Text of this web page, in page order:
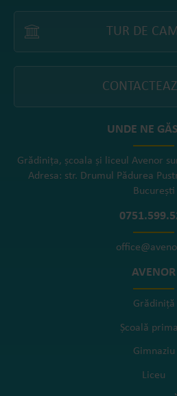
TUR DE
UNDE NE
Grădinița, școala și liceul Avenor
Adresa: str. Drumul Pădurea
București
AVENOR
Grădiniță
Școală
Gimnaziu
Liceu